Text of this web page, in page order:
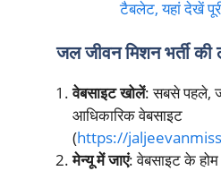
टैबलेट, यहां देखें
जल जीवन मिशन भर्ती
वेबसाइट खोलें: सबसे पहले,
आधिकारिक वेबसाइट
(https://
मेन्यू में जाएं: वेबसाइट के होम